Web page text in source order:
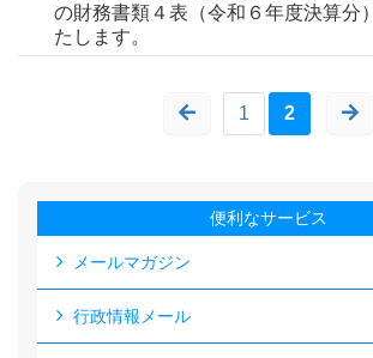
の財務書類４表（令和６年度決算分
たします。
1 2
便利なサービス
メールマガジン
行政情報メール